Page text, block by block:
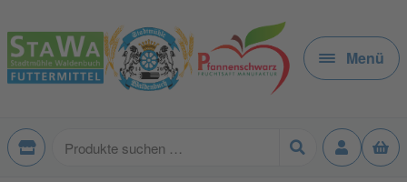
Zur
Navigation
springen
Zum
Inhalt
springen
Menü
Produkte